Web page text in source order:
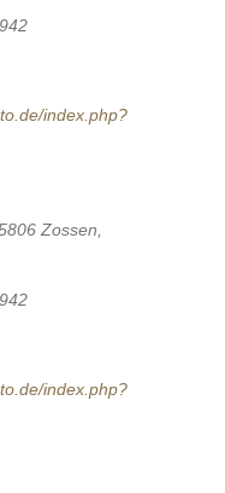
index.php?
Zossen,
index.php?